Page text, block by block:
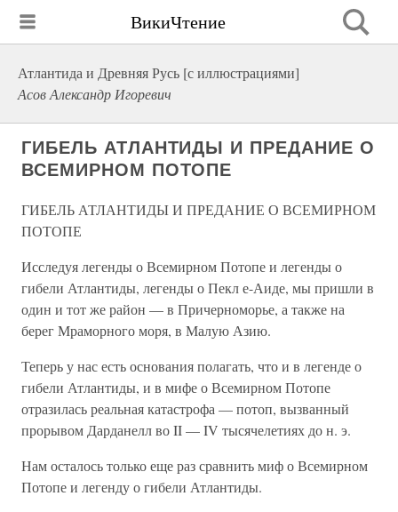
ВикиЧтение
Атлантида и Древняя Русь [с иллюстрациями]
Асов Александр Игоревич
ГИБЕЛЬ АТЛАНТИДЫ И ПРЕДАНИЕ О
ВСЕМИРНОМ ПОТОПЕ
ГИБЕЛЬ АТЛАНТИДЫ И ПРЕДАНИЕ О ВСЕМИРНОМ
ПОТОПЕ
Исследуя легенды о Всемирном Потопе и легенды о
гибели Атлантиды, легенды о Пекл е-Аиде, мы пришли в
один и тот же район — в Причерноморье, а также на
берег Мраморного моря, в Малую Азию.
Теперь у нас есть основания полагать, что и в легенде о
гибели Атлантиды, и в мифе о Всемирном Потопе
отразилась реальная катастрофа — потоп, вызванный
прорывом Дарданелл во II — IV тысячелетиях до н. э.
Нам осталось только еще раз сравнить миф о Всемирном
Потопе и легенду о гибели Атлантиды.